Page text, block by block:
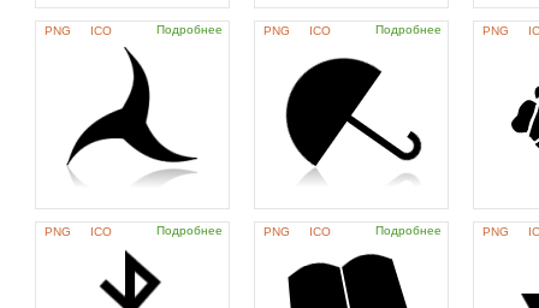
PNG ICO Подробнее PNG ICO Подробнее PNG
PNG ICO Подробнее PNG ICO Подробнее PNG